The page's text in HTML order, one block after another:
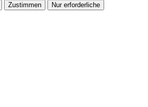
Zustimmen Nur erforderliche